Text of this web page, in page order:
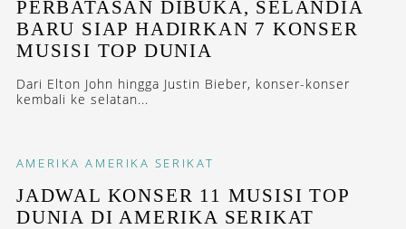
PERBATASAN DIBUKA, SELANDIA
BARU SIAP HADIRKAN 7 KONSER
MUSISI TOP DUNIA
Dari Elton John hingga Justin Bieber, konser-konser
kembali ke selatan...
AMERIKA AMERIKA SERIKAT
JADWAL KONSER 11 MUSISI TOP
DUNIA DI AMERIKA SERIKAT